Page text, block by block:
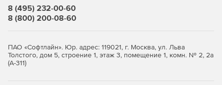
8 (495) 232-00-60
8 (800) 200-08-60
ПАО «Софтлайн». Юр. адрес: 119021, г. Москва, ул. Льва
Толстого, дом 5, строение 1, этаж 3, помещение 1, комн. № 2, 2а
(А-311)